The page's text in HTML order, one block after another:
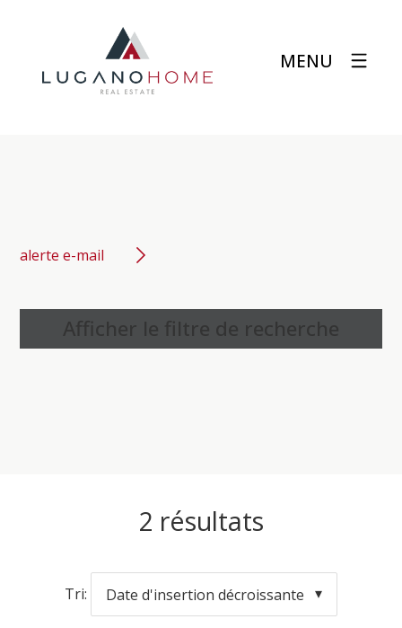
MENU
alerte e-mail
Afficher le filtre de recherche
2 résultats
Tri: Date d'insertion décroissante